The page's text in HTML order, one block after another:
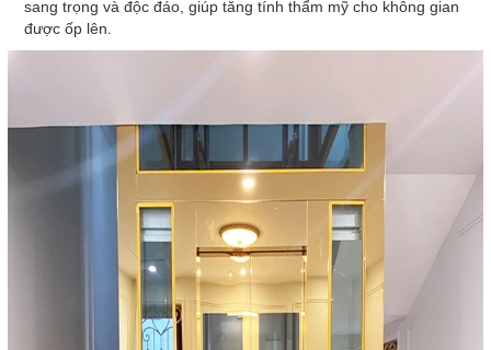
sang trọng và độc đáo, giúp tăng tính thẩm mỹ cho không gian
được ốp lên.